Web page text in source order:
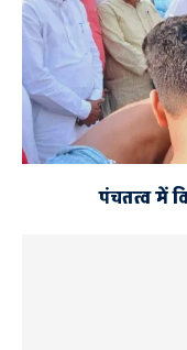
पंचतत्व में